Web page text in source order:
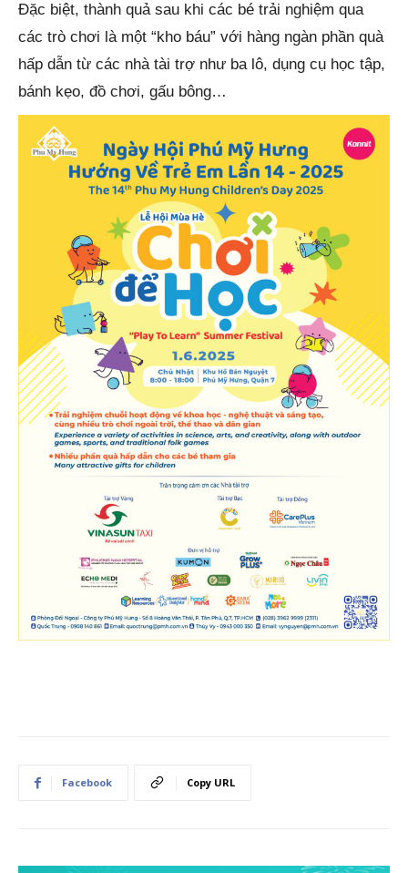
Đặc biệt, thành quả sau khi các bé trải nghiệm qua
các trò chơi là một “kho báu” với hàng ngàn phần quà
hấp dẫn từ các nhà tài trợ như ba lô, dụng cụ học tập,
bánh kẹo, đồ chơi, gấu bông…
Facebook Copy URL